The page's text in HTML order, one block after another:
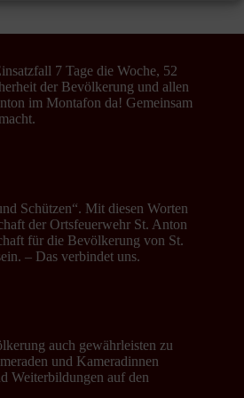
7 Tage die Woche, 52
der Bevölkerung und allen
im Montafon da! Gemeinsam
Schützen“. Mit diesen Worten
der Ortsfeuerwehr St. Anton
für die Bevölkerung von St.
– Das verbindet uns.
auch gewährleisten zu
und Kameradinnen
Weiterbildungen auf den